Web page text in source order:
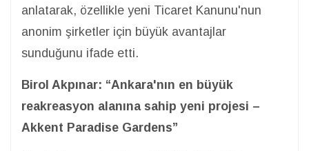
anlatarak, özellikle yeni Ticaret Kanunu'nun
anonim şirketler için büyük avantajlar
sunduğunu ifade etti.
Birol Akpınar: “Ankara'nın en büyük
reakreasyon alanına sahip yeni projesi –
Akkent Paradise Gardens”